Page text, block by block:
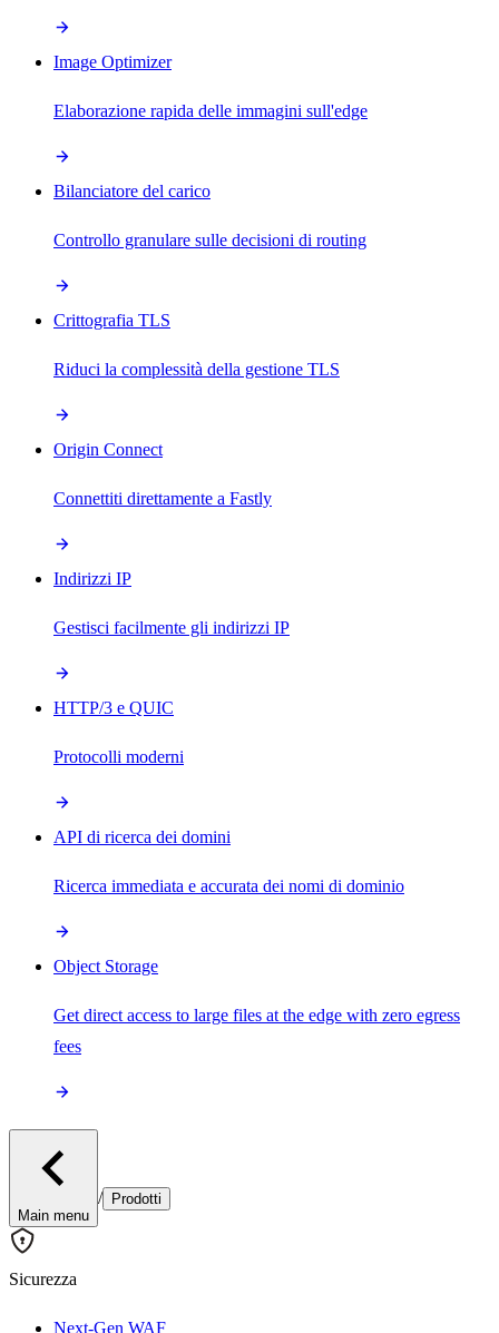
Image Optimizer
Elaborazione rapida delle immagini sull'edge
Bilanciatore del carico
Controllo granulare sulle decisioni di routing
Crittografia TLS
Riduci la complessità della gestione TLS
Origin Connect
Connettiti direttamente a Fastly
Indirizzi IP
Gestisci facilmente gli indirizzi IP
HTTP/3 e QUIC
Protocolli moderni
API di ricerca dei domini
Ricerca immediata e accurata dei nomi di dominio
Object Storage
Get direct access to large files at the edge with zero egress
fees
Main menu
/ Prodotti
Sicurezza
Next-Gen WAF